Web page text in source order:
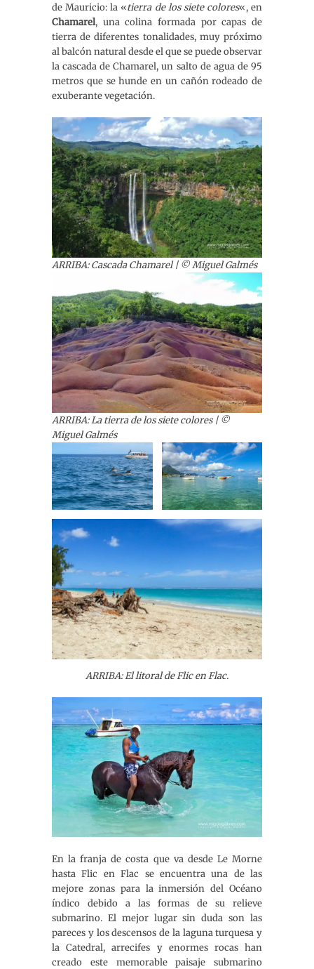
de Mauricio: la «tierra de los siete colores«, en
Chamarel, una colina formada por capas de
tierra de diferentes tonalidades, muy próximo
al balcón natural desde el que se puede observar
la cascada de Chamarel, un salto de agua de 95
metros que se hunde en un cañón rodeado de
exuberante vegetación.
ARRIBA: Cascada Chamarel | © Miguel Galmés
ARRIBA: La tierra de los siete colores | ©
Miguel Galmés
ARRIBA: El litoral de Flic en Flac.
En la franja de costa que va desde Le Morne
hasta Flic en Flac se encuentra una de las
mejore zonas para la inmersión del Océano
índico debido a las formas de su relieve
submarino. El mejor lugar sin duda son las
pareces y los descensos de la laguna turquesa y
la Catedral, arrecifes y enormes rocas han
creado este memorable paisaje submarino